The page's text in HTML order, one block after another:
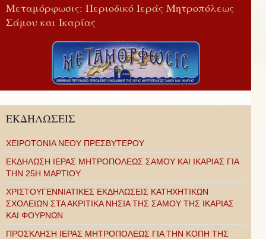
Μεταμόρφωσις: Περιοδικό Ιεράς Μητροπόλεως
Σάμου και Ικαρίας
ΕΚΔΗΛΩΣΕΙΣ
ΧΕΙΡΟΤΟΝΙΑ ΝΕΟΥ ΠΡΕΣΒΥΤΕΡΟΥ
ΕΚΔΗΛΩΣΗ ΙΕΡΑΣ ΜΗΤΡΟΠΟΛΕΩΣ ΣΑΜΟΥ ΚΑΙ ΙΚΑΡΙΑΣ ΓΙΑ
ΤΗΝ 25Η ΜΑΡΤΙΟΥ
ΧΡΙΣΤΟΥΓΕΝΝΙΑΤΙΚΕΣ ΕΚΔΗΛΩΣΕΙΣ ΚΑΤΗΧΗΤΙΚΩΝ
ΣΧΟΛΕΙΩΝ ΣΤΑ ΑΚΡΙΤΙΚΑ ΝΗΣΙΑ ΤΗΣ ΣΑΜΟΥ ΤΗΣ ΙΚΑΡΙΑΣ
ΚΑΙ ΦΟΥΡΝΩΝ .
ΠΡΟΣΚΛΗΣΗ ΙΕΡΑΣ ΜΗΤΡΟΠΟΛΕΩΣ ΓΙΑ ΤΗΝ ΚΟΠΗ ΤΗΣ